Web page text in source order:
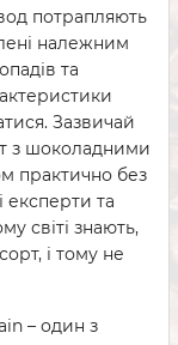
потрапляють
належним
та
Зазвичай
з шоколадними
практично без
експерти та
світі знають,
і тому не
– один з